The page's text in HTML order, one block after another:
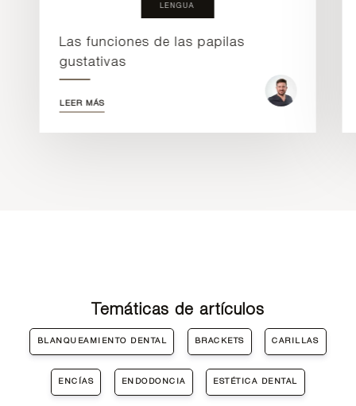
LENGUA
Las funciones de las papilas
gustativas
LEER MÁS
Temáticas de artículos
BLANQUEAMIENTO DENTAL BRACKETS CARILLAS
ENCÍAS ENDODONCIA ESTÉTICA DENTAL